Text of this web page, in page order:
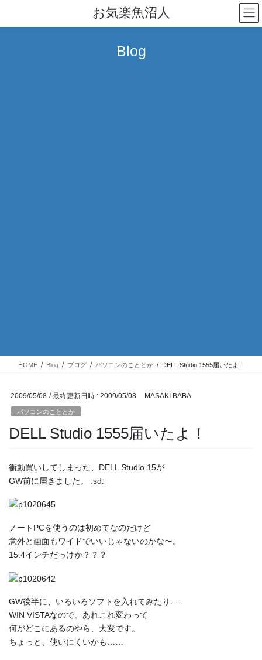
テ
ゲ
お気楽魚沼人
Blog
HOME Blog ブログ パソコンのこととか DELL Studio 1555届いたよ！
2009/05/08 / 最終更新日時 : 2009/05/08 MASAKI BABA
パソコンのこととか
DELL Studio 1555届いたよ！
衝動買いしてしまった、DELL Studio 15が
GW前に届きました。 :sd:
ノートPCを使うのは初めてなのだけど
意外と画面もワイドでいいじゃないのかな〜。
15.4インチだっけか？？？
GW後半に、いろいろソフトを入れてみたり….
WIN VISTAなので、あれこれ変わって
何がどこにあるのやら、大変です。
ちょっと、使いにくいかも……